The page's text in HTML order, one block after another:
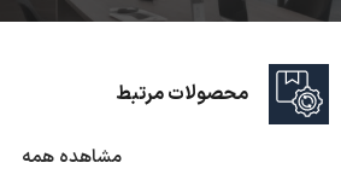
محصولات مرتبط
مشاهده همه